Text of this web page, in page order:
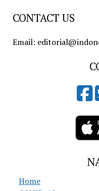
CONTACT US
Email:
Home